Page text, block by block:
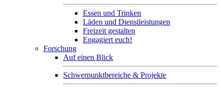
Essen und Trinken
Läden und Dienstleistungen
Freizeit gestalten
Engagiert euch!
Forschung
Auf einen Blick
Schwerpunktbereiche & Projekte